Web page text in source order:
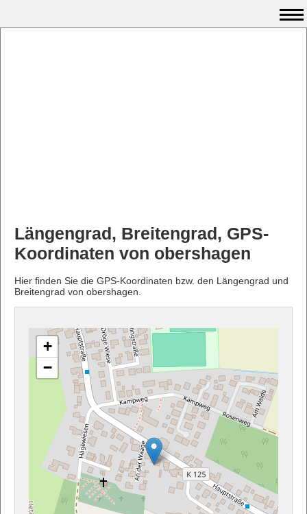
Längengrad, Breitengrad, GPS-
Koordinaten von obershagen
Hier finden Sie die GPS-Koordinaten bzw. den Längengrad und
Breitengrad von obershagen.
+
−